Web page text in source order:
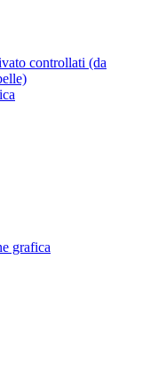
controllati (da
grafica